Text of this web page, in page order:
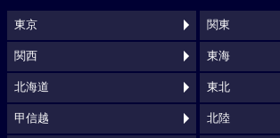
東京 関東
関西 東海
北海道 東北
甲信越 北陸